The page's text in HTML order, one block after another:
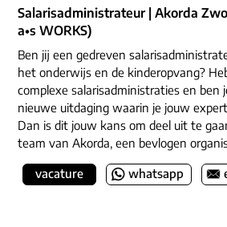
Salarisadministrateur | Akorda
a•s WORKS)
Ben jij een gedreven
het onderwijs en de kinderopvang?
complexe salarisadministraties en ben
nieuwe uitdaging waarin je jouw
Dan is dit jouw kans om deel uit te
team van Akorda, een bevlogen
vacature whatsapp